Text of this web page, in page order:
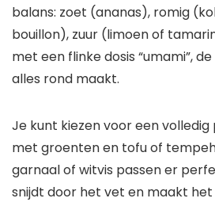
balans: zoet (ananas), romig
bouillon), zuur (limoen of
met een flinke dosis “umami”,
alles rond maakt.
Je kunt kiezen voor een
met groenten en tofu of
garnaal of witvis passen er
snijdt door het vet en maakt